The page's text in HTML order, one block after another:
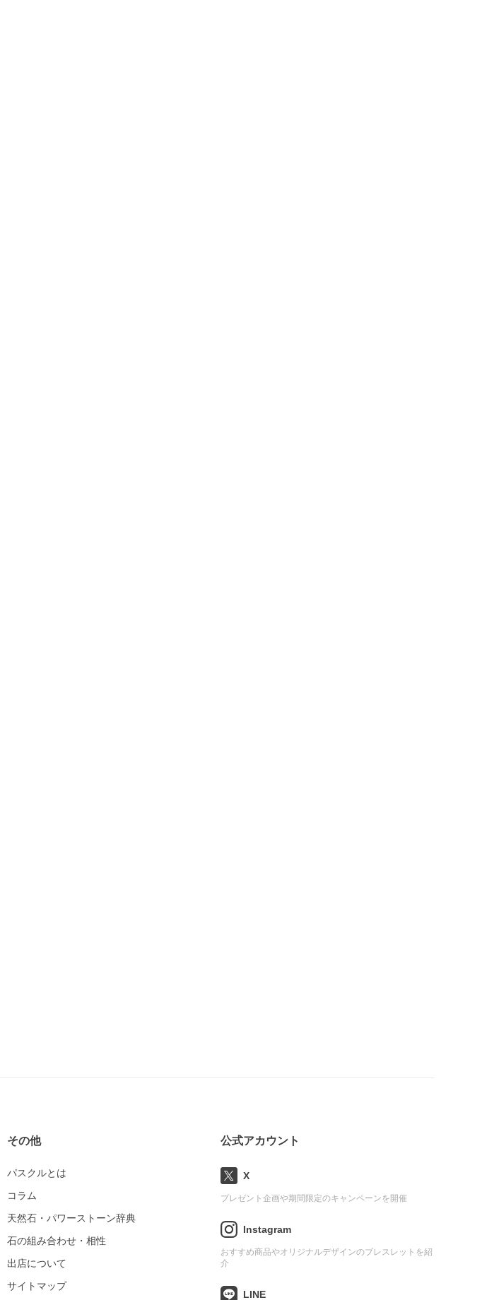
その他
パスクルとは
コラム
天然石・パワーストーン辞典
石の組み合わせ・相性
出店について
サイトマップ
公式アカウント
X
プレゼント企画や期間限定のキャンペーンを開催
Instagram
おすすめ商品やオリジナルデザインのブレスレットを紹
介
LINE